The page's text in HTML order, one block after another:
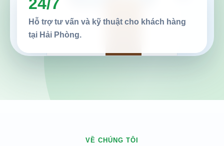
Hỗ trợ tư vấn và kỹ thuật cho khách hàng
tại Hải Phòng.
VỀ CHÚNG TÔI